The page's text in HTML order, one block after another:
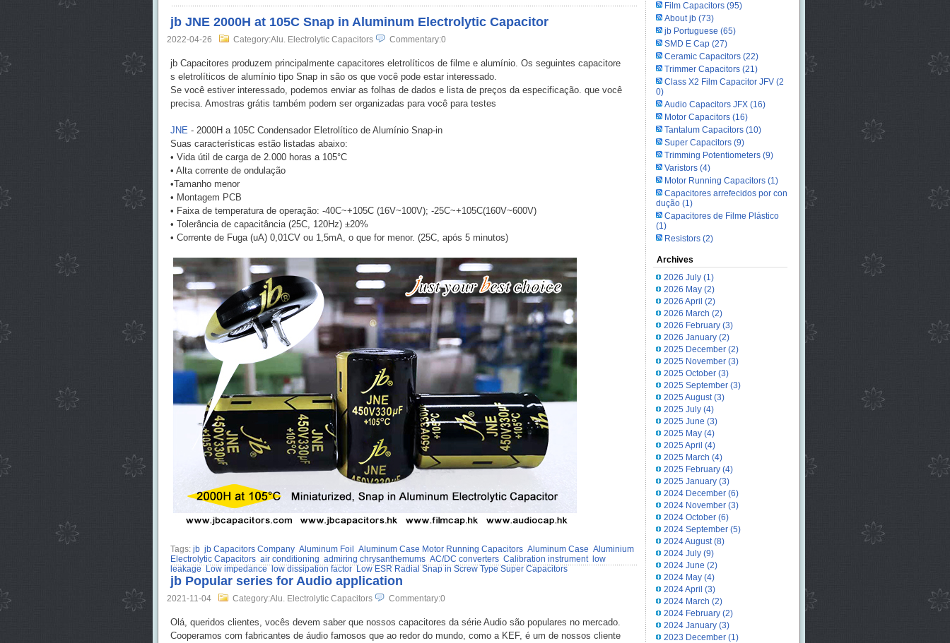
jb JNE 2000H at 105C Snap in Aluminum Electrolytic Capacitor
2022-04-26 Category:Alu. Electrolytic Capacitors Commentary:0
jb Capacitores produzem principalmente capacitores eletrolíticos de filme e alumínio. Os seguintes capacitore
s eletrolíticos de alumínio tipo Snap in são os que você pode estar interessado.
Se você estiver interessado, podemos enviar as folhas de dados e lista de preços da especificação. que você
precisa. Amostras grátis também podem ser organizadas para você para testes
JNE - 2000H a 105C Condensador Eletrolítico de Alumínio Snap-in
Suas características estão listadas abaixo:
• Vida útil de carga de 2.000 horas a 105°C
• Alta corrente de ondulação
•Tamanho menor
• Montagem PCB
• Faixa de temperatura de operação: -40C~+105C (16V~100V); -25C~+105C(160V~600V)
• Tolerância de capacitância (25C, 120Hz) ±20%
• Corrente de Fuga (uA) 0,01CV ou 1,5mA, o que for menor. (25C, após 5 minutos)
Tags: jb jb Capacitors Company Aluminum Foil Aluminum Case Motor Running Capacitors Aluminum Case Aluminium
Electrolytic Capacitors air conditioning admiring chrysanthemums AC/DC converters Calibration instrument
low
leakage
Low impedance low dissipation factor Low ESR Radial Snap in Screw Type Super Capacitors
jb Popular series for Audio application
2021-11-04 Category:Alu. Electrolytic Capacitors Commentary:0
Olá, queridos clientes, vocês devem saber que nossos capacitores da série Audio são populares no mercado.
Cooperamos com fabricantes de áudio famosos que ao redor do mundo, como a KEF, é um de nossos cliente
Film Capacitors(95)
About jb(73)
jb Portuguese (65)
SMD E Cap(27)
Ceramic Capacitors(22)
Trimmer Capacitors(21)
Class X2 Film Capacitor JFV(2
0)
Audio Capacitors JFX(16)
Motor Capacitors (16)
Tantalum Capacitors(10)
Super Capacitors(9)
Trimming Potentiometers(9)
Varistors(4)
Motor Running Capacitors(1)
Capacitores arrefecidos por con
dução(1)
Capacitores de Filme Plástico
(1)
Resistors(2)
Archives
2026 July(1)
2026 May(2)
2026 April (2)
2026 March (2)
2026 February(3)
2026 January(2)
2025 December(2)
2025 November(3)
2025 October(3)
2025 September(3)
2025 August(3)
2025 July(4)
2025 June (3)
2025 May(4)
2025 April (4)
2025 March (4)
2025 February(4)
2025 January(3)
2024 December(6)
2024 November(3)
2024 October(6)
2024 September(5)
2024 August(8)
2024 July(9)
2024 June (2)
2024 May(4)
2024 April (3)
2024 March (2)
2024 February(2)
2024 January(3)
2023 December(1)